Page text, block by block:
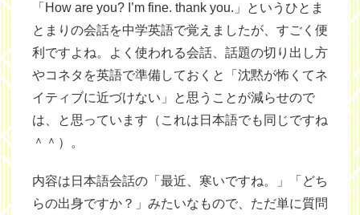
「How are you? I’m fine. thank you.」というひとま
とまりの会話を中学英語で覚えましたが、すごく便
利ですよね。よく使われる会話、話題の切り出し方
やコネタを英語で準備しておくと「沈黙が怖くてネ
イティブに近づけない」と思うことが減らせので
は、と思っています（これは日本語でも同じですね
＾＾）。
内容は日本語会話の「最近、寒いですね。」「どち
らの出身ですか？」みたいなもので、ただ単に質問